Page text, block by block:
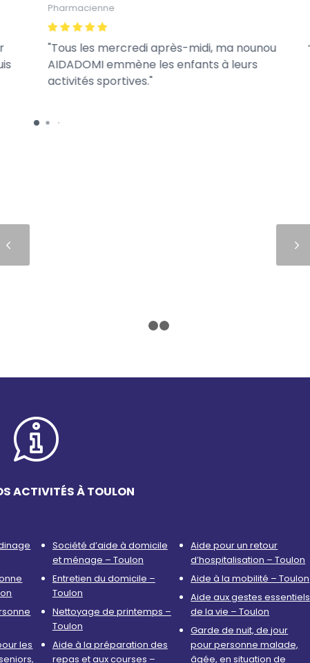
Pharmacienne
Tous les mercredi après-midi, ma nounou
AIDADOMI emmène les enfants à leurs
activités sportives.
ACTIVITÉS À TOULON
les
Société d’aide à domicile
et ménage – Toulon
Entretien du domicile –
Toulon
Nettoyage de printemps –
Toulon
Aide à la préparation des
repas et aux courses –
Aide pour un retour
d’hospitalisation – Toulon
Aide à la mobilité – Toulon
Aide aux gestes essentiels
de la vie – Toulon
Garde de nuit, de jour
pour personne malade,
âgée, en situation de